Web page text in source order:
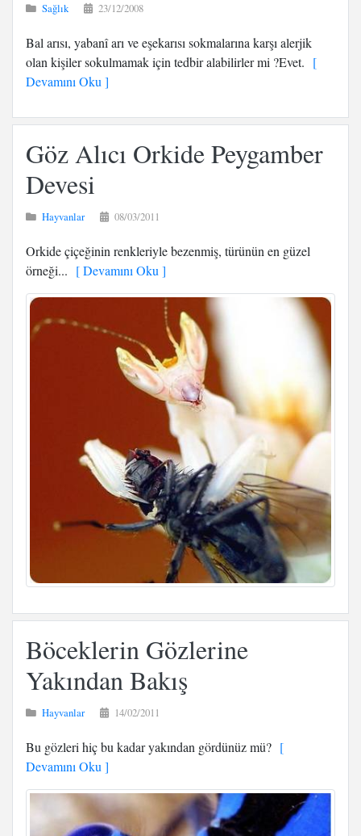
Sağlık 23/12/2008
Bal arısı, yabanî arı ve eşekarısı sokmalarına karşı alerjik
olan kişiler sokulmamak için tedbir alabilirler mi ?Evet. [
Devamını Oku ]
Göz Alıcı Orkide Peygamber
Devesi
Hayvanlar 08/03/2011
Orkide çiçeğinin renkleriyle bezenmiş, türünün en güzel
örneği... [ Devamını Oku ]
Böceklerin Gözlerine
Yakından Bakış
Hayvanlar 14/02/2011
Bu gözleri hiç bu kadar yakından gördünüz mü? [
Devamını Oku ]